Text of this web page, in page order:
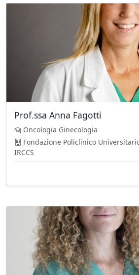
Prof.ssa Anna Fagotti
Oncologia Ginecologia
Fondazione Policlinico
IRCCS